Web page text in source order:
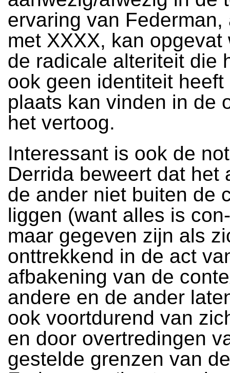
ervaring van Federman,
met XXXX, kan opgevat
de radicale alteriteit die
ook geen identiteit heeft
plaats kan vinden in de
het vertoog.
Interessant is ook de
Derrida beweert dat het
de ander niet buiten de
liggen (want alles is
maar gegeven zijn als
onttrekkend in de act
afbakening van de
andere en de ander
ook voortdurend van
en door overtredingen
gestelde grenzen van